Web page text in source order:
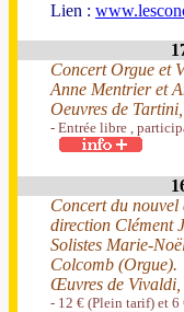
Lien :
Concert Orgue et
Anne Mentrier et
Oeuvres de
- Entrée libre ,
Concert du
direction Clément
Solistes Marie-
Colcomb (Orgue).
Œuvres de Vivaldi,
- 12 € (Plein tarif) et